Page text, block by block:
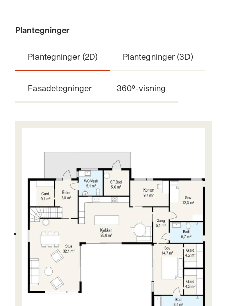
Plantegninger
Plantegninger (2D) Plantegninger (3D)
Fasadetegninger 360º-visning